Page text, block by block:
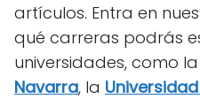
artículos. Entra en
qué carreras podrás
universidades, como la
Navarra, la